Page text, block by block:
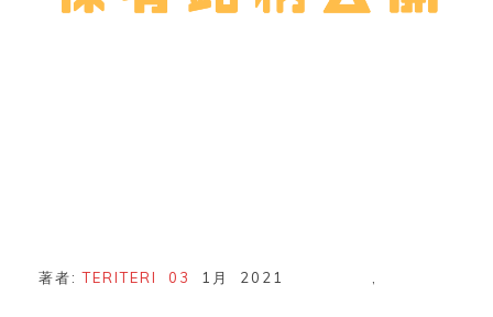
著者:TERITERI 03 1月 ,
2021